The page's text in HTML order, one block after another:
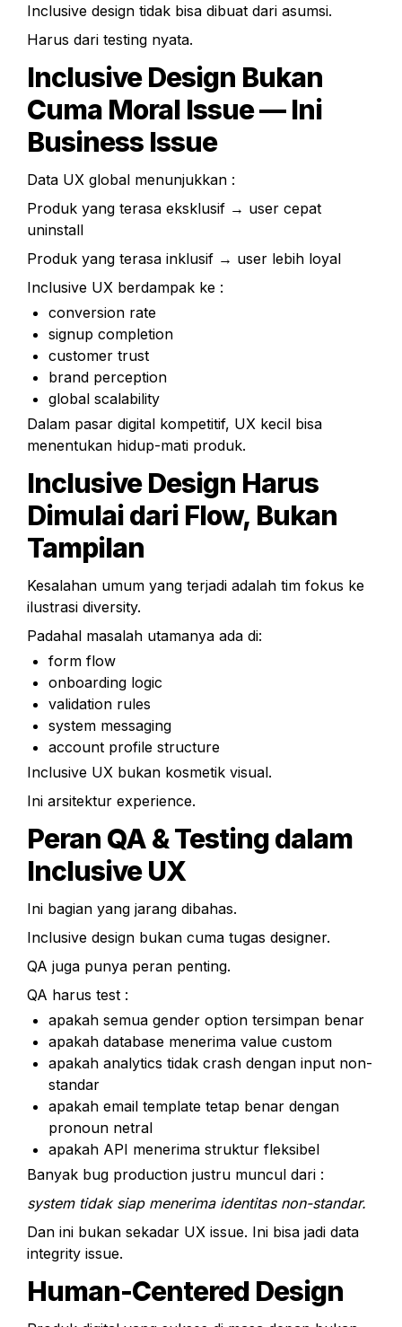
Inclusive design tidak bisa dibuat dari asumsi.
Harus dari testing nyata.
Inclusive Design Bukan
Cuma Moral Issue — Ini
Business Issue
Data UX global menunjukkan :
Produk yang terasa eksklusif → user cepat
uninstall
Produk yang terasa inklusif → user lebih loyal
Inclusive UX berdampak ke :
conversion rate
signup completion
customer trust
brand perception
global scalability
Dalam pasar digital kompetitif, UX kecil bisa
menentukan hidup-mati produk.
Inclusive Design Harus
Dimulai dari Flow, Bukan
Tampilan
Kesalahan umum yang terjadi adalah tim fokus ke
ilustrasi diversity.
Padahal masalah utamanya ada di:
form flow
onboarding logic
validation rules
system messaging
account profile structure
Inclusive UX bukan kosmetik visual.
Ini arsitektur experience.
Peran QA & Testing dalam
Inclusive UX
Ini bagian yang jarang dibahas.
Inclusive design bukan cuma tugas designer.
QA juga punya peran penting.
QA harus test :
apakah semua gender option tersimpan benar
apakah database menerima value custom
apakah analytics tidak crash dengan input non-
standar
apakah email template tetap benar dengan
pronoun netral
apakah API menerima struktur fleksibel
Banyak bug production justru muncul dari :
system tidak siap menerima identitas non-standar.
Dan ini bukan sekadar UX issue. Ini bisa jadi data
integrity issue.
Human-Centered Design